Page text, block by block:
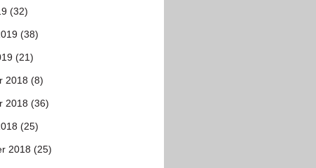
(32)
(38)
(21)
2018 (8)
2018 (36)
(25)
2018 (25)